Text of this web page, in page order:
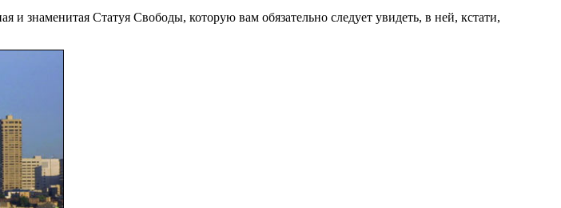
знаменитая Статуя Свободы, которую вам обязательно следует увидеть, в ней, кстати,